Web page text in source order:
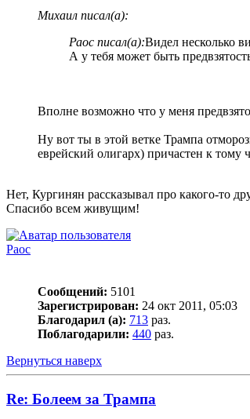
Михаил писал(а):
Раос писал(а):Видел несколько
А у тебя может быть
Вполне возможно что у меня
Ну вот ты в этой ветке Трампа
еврейский олигарх) причастен к
Нет, Кургинян рассказывал про какого-то
Спасибо всем живущим!
Раос
Сообщений: 5101
Зарегистрирован: 24 окт 2011, 05:03
Благодарил (а): 713 раз.
Поблагодарили: 440 раз.
Вернуться наверх
Re: Болеем за Трампа